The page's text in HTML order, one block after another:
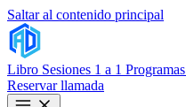
Saltar al contenido principal
Libro Sesiones 1 a 1 Programas
Reservar llamada